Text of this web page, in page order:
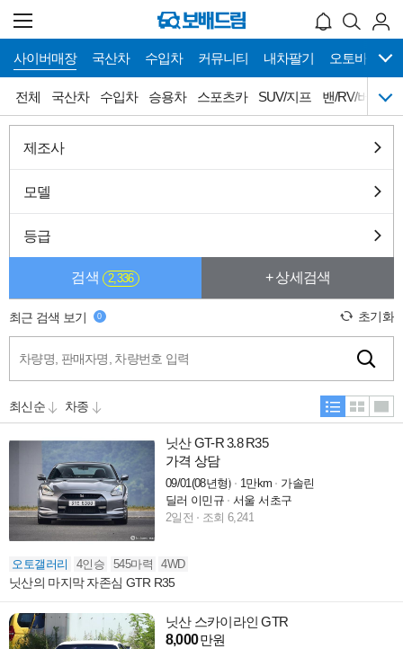
사이버매장 국산차 수입차 커뮤니티 내차팔기 오토바이
메
뉴
네
이
션
전체 국산차 수입차 승용차 스포츠카 SUV/지프 밴/RV/버스
사이버매장 바로가기
전체
스포츠카
캠핑카
희귀차
오토갤러리
제조사
모델
등급
검색 2,336 + 상세검색
최근 검색 보기 0 초기화
닛산 GT-R 3.8 R35
가격 상담
09/01(08년형) 1만km
가솔린
딜러 이민규
서울 서초구
2일전
조회 6,241
오토갤러리 4인승 545마력 4WD
닛산의 마지막 자존심 GTR R35
닛산 스카이라인 GTR
8,000만원